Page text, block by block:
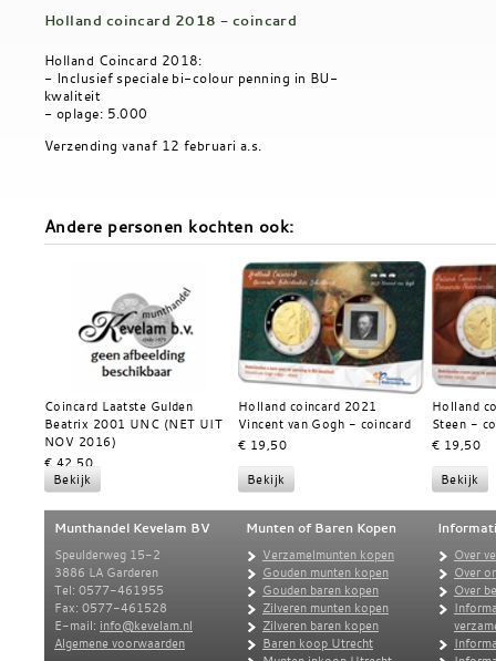
Holland coincard 2018 - coincard
Holland Coincard 2018:
- Inclusief speciale bi-colour penning in BU-
kwaliteit
- oplage: 5.000
Verzending vanaf 12 februari a.s.
Andere personen kochten ook:
Coincard Laatste Gulden
Beatrix 2001 UNC (NET UIT
NOV 2016)
€ 42,50
Holland coincard 2021
Vincent van Gogh - coincard
€ 19,50
Holland
Steen -
€ 19,50
Munthandel Kevelam BV
Speulderweg 15-2
3886 LA Garderen
Tel: 0577-461955
Fax: 0577-461528
E-mail: info@kevelam.nl
Algemene voorwaarden
Munten of Baren Kopen
Verzamelmunten kopen
Gouden munten kopen
Gouden baren kopen
Zilveren munten kopen
Zilveren baren kopen
Baren koop Utrecht
Over
Over
Over